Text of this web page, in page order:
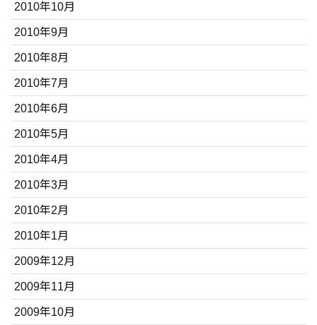
2010年10月
2010年9月
2010年8月
2010年7月
2010年6月
2010年5月
2010年4月
2010年3月
2010年2月
2010年1月
2009年12月
2009年11月
2009年10月